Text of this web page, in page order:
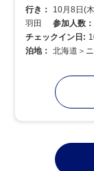
行き： 10月8日(
羽田
参加人数：
チェックイン日:
泊地： 北海道＞